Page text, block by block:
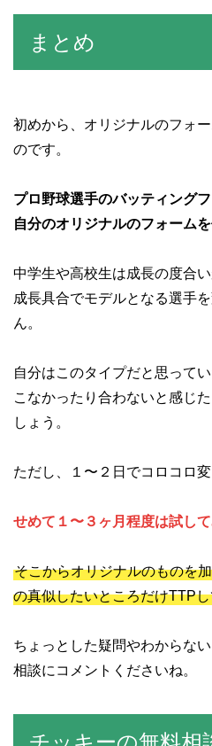
まとめ
初めから、オリジナルのフォ
のです。
プロ野球選手のバッティング
自分のオリジナルのフォーム
中学生や高校生は成長の度合
成長具合でモデルとなる選手
ん。
自分はこのタイプだと思って
こなかったり合わないと感じ
しょう。
ただし、１〜２日でコロコロ
せめて１〜３ヶ月程度は試して
そこからオリジナルのものを
の真似したいところだけTTP
ちょっとした疑問やわからな
相談にコメントくださいね。